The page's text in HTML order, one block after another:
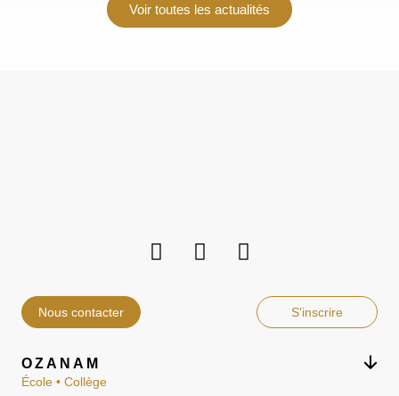
Voir toutes les actualités
Nous contacter S'inscrire
OZANAM
École • Collège